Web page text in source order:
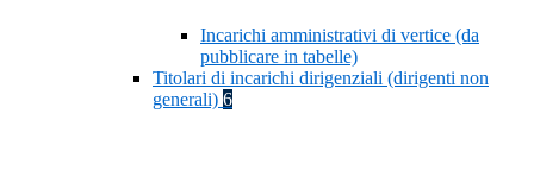
Incarichi amministrativi di vertice (da
pubblicare in tabelle)
Titolari di incarichi dirigenziali (dirigenti non
generali) 6